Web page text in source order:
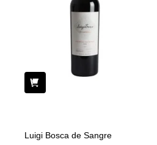
Luigi Bosca de Sangre